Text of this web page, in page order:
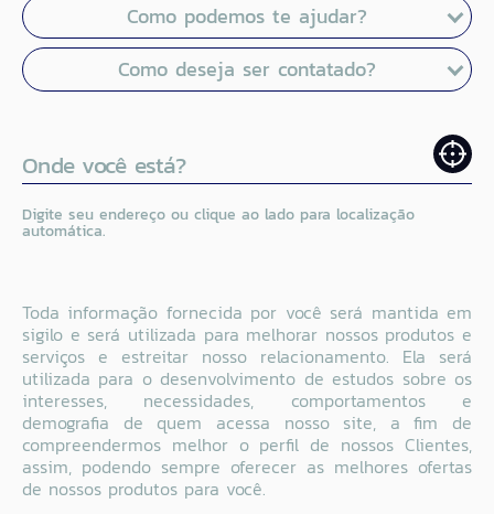
Como podemos te ajudar?
Como deseja ser contatado?
Onde você está?
Digite seu endereço ou clique ao lado para localização
automática.
Toda informação fornecida por você será mantida em
sigilo e será utilizada para melhorar nossos produtos e
serviços e estreitar nosso relacionamento. Ela será
utilizada para o desenvolvimento de estudos sobre os
interesses, necessidades, comportamentos e
demografia de quem acessa nosso site, a fim de
compreendermos melhor o perfil de nossos Clientes,
assim, podendo sempre oferecer as melhores ofertas
de nossos produtos para você.